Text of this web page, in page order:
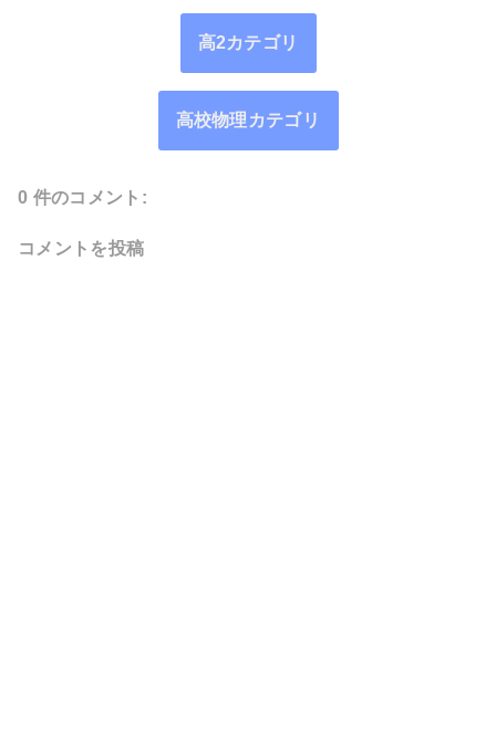
高2カテゴリ
高校物理カテゴリ
0 件のコメント:
コメントを投稿